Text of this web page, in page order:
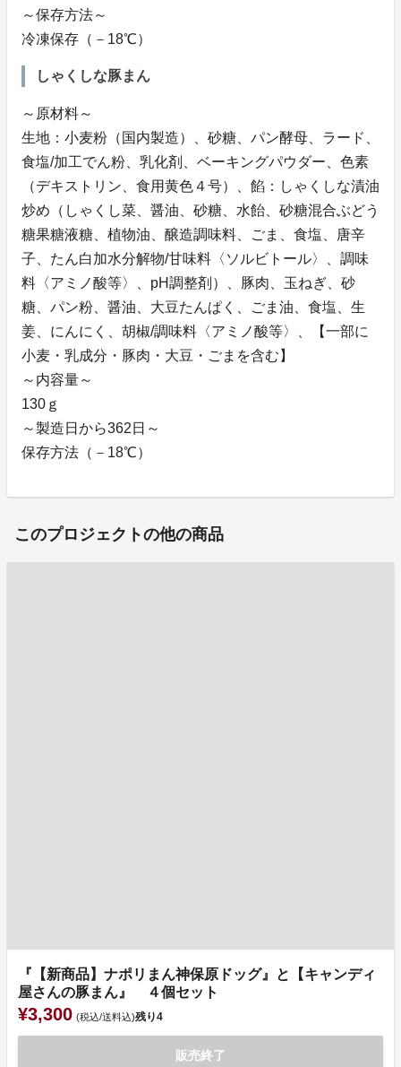
～保存方法～
冷凍保存（－18℃）
しゃくしな豚まん
～原材料～
生地：小麦粉（国内製造）、砂糖、パン酵母、ラード、
食塩/加工でん粉、乳化剤、ベーキングパウダー、色素
（デキストリン、食用黄色４号）、餡：しゃくしな漬油
炒め（しゃくし菜、醤油、砂糖、水飴、砂糖混合ぶどう
糖果糖液糖、植物油、醸造調味料、ごま、食塩、唐辛
子、たん白加水分解物/甘味料〈ソルビトール〉、調味
料〈アミノ酸等〉、pH調整剤）、豚肉、玉ねぎ、砂
糖、パン粉、醤油、大豆たんぱく、ごま油、食塩、生
姜、にんにく、胡椒/調味料〈アミノ酸等〉、【一部に
小麦・乳成分・豚肉・大豆・ごまを含む】
～内容量～
130ｇ
～製造日から362日～
保存方法（－18℃）
このプロジェクトの他の商品
『【新商品】ナポリまん神保原ドッグ』と【キャンディ
屋さんの豚まん』 ４個セット
¥3,300 (税込/送料込)残り4
販売終了